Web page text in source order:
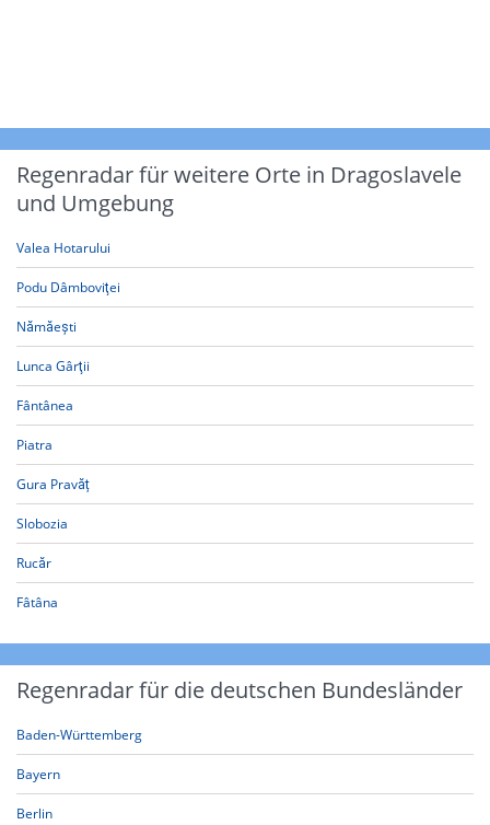
Regenradar für weitere Orte in Dragoslavele
und Umgebung
Valea Hotarului
Podu Dâmboviţei
Nămăești
Lunca Gârţii
Fântânea
Piatra
Gura Pravăț
Slobozia
Rucăr
Fâtâna
Regenradar für die deutschen Bundesländer
Baden-Württemberg
Bayern
Berlin